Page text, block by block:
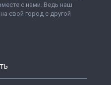
с нами. Ведь наш
свой город с другой